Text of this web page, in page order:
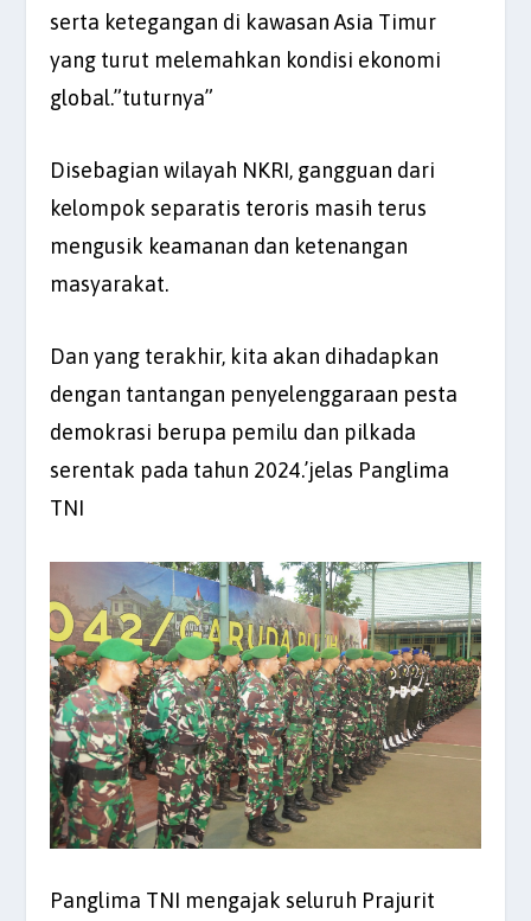
serta ketegangan di kawasan Asia Timur
yang turut melemahkan kondisi ekonomi
global.”tuturnya”
Disebagian wilayah NKRI, gangguan dari
kelompok separatis teroris masih terus
mengusik keamanan dan ketenangan
masyarakat.
Dan yang terakhir, kita akan dihadapkan
dengan tantangan penyelenggaraan pesta
demokrasi berupa pemilu dan pilkada
serentak pada tahun 2024.’jelas Panglima
TNI
Panglima TNI mengajak seluruh Prajurit